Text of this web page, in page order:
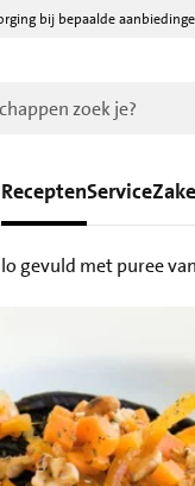
bij bepaalde
ReceptenService
gevuld met puree